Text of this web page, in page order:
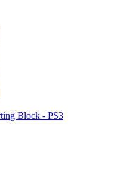
Block - PS3